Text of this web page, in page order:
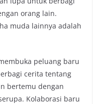
orang lain.
muda lainnya adalah
peluang baru
cerita tentang
bertemu dengan
Kolaborasi baru